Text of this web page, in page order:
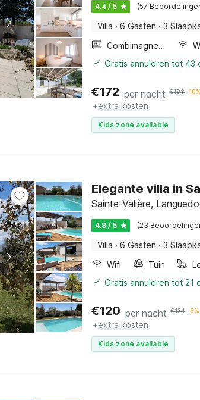
4.4 / 5 (57
Villa · 6 Gasten · 3
Combimagnetron
Gratis annuleren tot 43
€172 per nacht €198
+extra kosten
Kids zone available
Elegante villa in
Sainte-Valière,
4.8 / 5 (23
Villa · 6 Gasten · 3
Wifi
Tuin
Gratis annuleren tot 21
€120 per nacht €134
+extra kosten
Kids zone available